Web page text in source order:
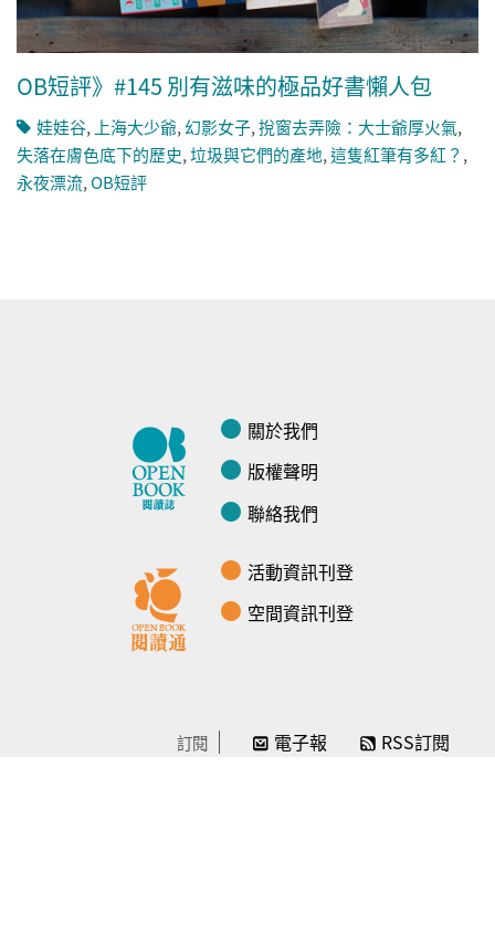
OB短評》#145 別有滋味的極品好書懶人包
娃娃谷,上海大少爺,幻影女子,挩窗去弄險：大士爺厚火氣,
失落在膚色底下的歷史,垃圾與它們的產地,這隻紅筆有多紅？ ,
永夜漂流,OB短評
關於我們
版權聲明
聯絡我們
活動資訊刊登
空間資訊刊登
訂閱 電子報 RSS訂閱